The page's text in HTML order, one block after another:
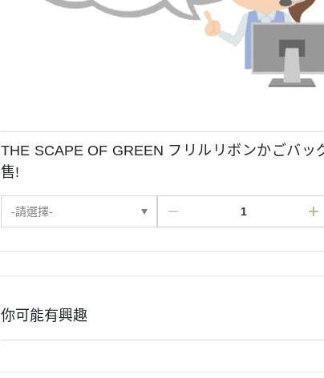
THE SCAPE OF GREEN フリルリボンかごバッ
售!
-請選擇-
你可能有興趣